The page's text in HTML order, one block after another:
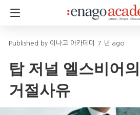
이나고 아카데미 7 년 ago
탑 저널 엘스비어
거절사유